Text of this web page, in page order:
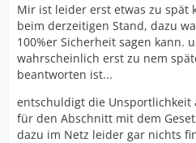
Mir ist leider erst etwas zu spät
beim derzeitigen Stand, dazu
100%er Sicherheit sagen kann.
wahrscheinlich erst zu nem
beantworten ist...
entschuldigt die Unsportlichkeit
für den Abschnitt mit dem
dazu im Netz leider gar nichts